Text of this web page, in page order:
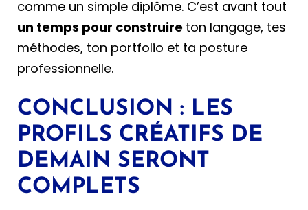
comme un simple diplôme. C’est avant tout
un temps pour construire ton langage, tes
méthodes, ton portfolio et ta posture
professionnelle.
CONCLUSION : LES
PROFILS CRÉATIFS DE
DEMAIN SERONT
COMPLETS